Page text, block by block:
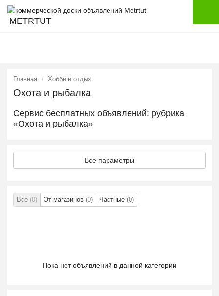
METRTUT
Главная Хобби и отдых
Охота и рыбалка
Сервис бесплатных объявлений: рубрика
«Охота и рыбалка»
Все параметры
Все (0) От магазинов (0) Частные (0)
Пока нет объявлений в данной категории